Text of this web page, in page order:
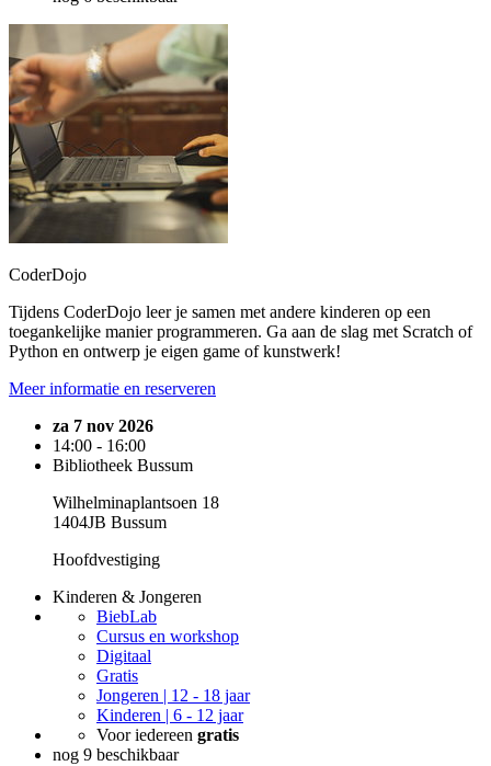
CoderDojo
Tijdens CoderDojo leer je samen met andere kinderen op een
toegankelijke manier programmeren. Ga aan de slag met Scratch of
Python en ontwerp je eigen game of kunstwerk!
Meer informatie en reserveren
za 7 nov 2026
14:00 - 16:00
Bibliotheek Bussum
Wilhelminaplantsoen 18
1404JB Bussum
Hoofdvestiging
Kinderen & Jongeren
BiebLab
Cursus en workshop
Digitaal
Gratis
Jongeren | 12 - 18 jaar
Kinderen | 6 - 12 jaar
Voor iedereen gratis
nog 9 beschikbaar